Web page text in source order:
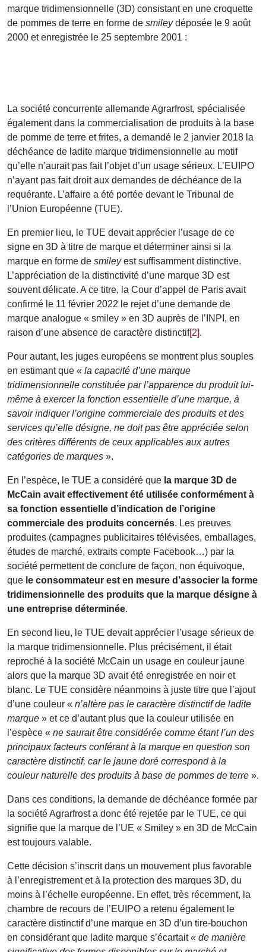
marque tridimensionnelle (3D) consistant en une croquette
de pommes de terre en forme de smileydéposée le 9 août
2000 et enregistrée le 25 septembre 2001 :
La société concurrente allemande Agrarfrost, spécialisée
également dans la commercialisation de produits à la base
de pomme de terre et frites, a demandé le 2 janvier 2018 la
déchéance de ladite marque tridimensionnelle au motif
qu’elle n’aurait pas fait l’objet d’un usage sérieux. L’EUIPO
n’ayant pas fait droit aux demandes de déchéance de la
requérante. L’affaire a été portée devant le Tribunal de
l’Union Européenne (TUE).
En premier lieu, le TUE devait apprécier l’usage de ce
signe en 3D à titre de marque et déterminer ainsi si la
marque en forme de smileyest suffisamment distinctive.
L’appréciation de la distinctivité d’une marque 3D est
souvent délicate. A ce titre, la Cour d’appel de Paris avait
confirmé le 11 février 2022 le rejet d’une demande de
marque analogue « smiley » en 3D auprès de l’INPI, en
raison d’une absence de caractère distinctif[2].
Pour autant, les juges européens se montrent plus souples
en estimant que « la capacité d’une marque
tridimensionnelle constituée par l’apparence du produit lui-
même à exercer la fonction essentielle d’une marque, à
savoir indiquer l’origine commerciale des produits et des
services qu’elle désigne, ne doit pas être appréciée selon
des critères différents de ceux applicables aux autres
catégories de marques ».
En l’espèce, le TUE a considéré que la marque 3D de
McCain avait effectivement été utilisée conformément à
sa fonction essentielle d’indication de l’origine
commerciale des produits concernés. Les preuves
produites (campagnes publicitaires télévisées, emballages,
études de marché, extraits compte Facebook…) par la
société permettent de conclure de façon, non équivoque,
que le consommateur est en mesure d’associer la forme
tridimensionnelle des produits que la marque désigne à
une entreprise déterminée.
En second lieu, le TUE devait apprécier l’usage sérieux de
la marque tridimensionnelle. Plus précisément, il était
reproché à la société McCain un usage en couleur jaune
alors que la marque 3D avait été enregistrée en noir et
blanc. Le TUE considère néanmoins à juste titre que l’ajout
d’une couleur « n’altère pas le caractère distinctif de ladite
marque » et ce d’autant plus que la couleur utilisée en
l’espèce « ne saurait être considérée comme étant l’un des
principaux facteurs conférant à la marque en question son
caractère distinctif, car le jaune doré correspond à la
couleur naturelle des produits à base de pommes de terre ».
Dans ces conditions, la demande de déchéance formée par
la société Agrarfrost a donc été rejetée par le TUE, ce qui
signifie que la marque de l’UE « Smiley » en 3D de McCain
est toujours valable.
Cette décision s’inscrit dans un mouvement plus favorable
à l’enregistrement et à la protection des marques 3D, du
moins à l’échelle européenne. En effet, très récemment, la
chambre de recours de l’EUIPO a retenu également le
caractère distinctif d’une marque en 3D d’un tire-bouchon
en considérant que ladite marque s’écartait« de manière